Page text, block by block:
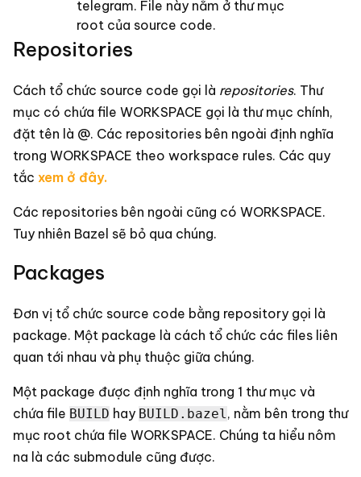
telegram. File này nằm ở thư mục
root của source code.
Repositories
Cách tổ chức source code gọi là repositories. Thư
mục có chứa file WORKSPACE gọi là thư mục chính,
đặt tên là @. Các repositories bên ngoài định nghĩa
trong WORKSPACE theo workspace rules. Các quy
tắc xem ở đây.
Các repositories bên ngoài cũng có WORKSPACE.
Tuy nhiên Bazel sẽ bỏ qua chúng.
Packages
Đơn vị tổ chức source code bằng repository gọi là
package. Một package là cách tổ chức các files liên
quan tới nhau và phụ thuộc giữa chúng.
Một package được định nghĩa trong 1 thư mục và
chứa file BUILD hay BUILD.bazel, nằm bên trong thư
mục root chứa file WORKSPACE. Chúng ta hiểu nôm
na là các submodule cũng được.